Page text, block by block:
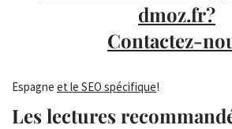
dmoz.fr?
Contactez-
Espagne et le SEO spécifique!
Les lectures